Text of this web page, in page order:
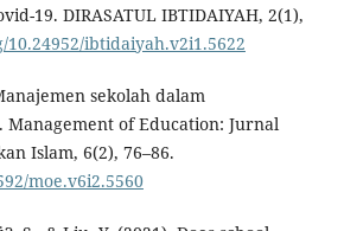
19. DIRASATUL IBTIDAIYAH, 2(1),
ibtidaiyah.v2i1.5622
sekolah dalam
of Education: Jurnal
Islam, 6(2), 76–86.
moe.v6i2.5560